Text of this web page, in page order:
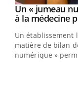
Youtube
Un « jumeau
à la médecine
Un établissement
matière de bilan
numérique »